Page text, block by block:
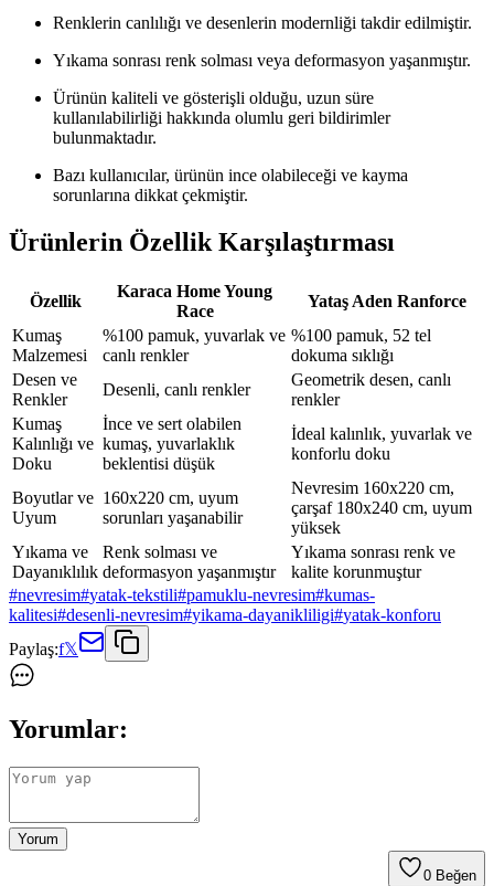
Renklerin canlılığı ve desenlerin modernliği takdir edilmiştir.
Yıkama sonrası renk solması veya deformasyon yaşanmıştır.
Ürünün kaliteli ve gösterişli olduğu, uzun süre
kullanılabilirliği hakkında olumlu geri bildirimler
bulunmaktadır.
Bazı kullanıcılar, ürünün ince olabileceği ve kayma
sorunlarına dikkat çekmiştir.
Ürünlerin Özellik Karşılaştırması
Özellik
Karaca Home Young
Race
Yataş Aden Ranforce
Kumaş
Malzemesi
%100 pamuk, yuvarlak ve
canlı renkler
%100 pamuk, 52 tel
dokuma sıklığı
Desen ve
Renkler
Desenli, canlı renkler
Geometrik desen, canlı
renkler
Kumaş
Kalınlığı ve
Doku
İnce ve sert olabilen
kumaş, yuvarlaklık
beklentisi düşük
İdeal kalınlık, yuvarlak ve
konforlu doku
Boyutlar ve
Uyum
160x220 cm, uyum
sorunları yaşanabilir
Nevresim 160x220 cm,
çarşaf 180x240 cm, uyum
yüksek
Yıkama ve
Dayanıklılık
Renk solması ve
deformasyon yaşanmıştır
Yıkama sonrası renk ve
kalite korunmuştur
#nevresim#yatak-tekstili#pamuklu-nevresim#kumas-
kalitesi#desenli-nevresim#yikama-dayanikliligi#yatak-konforu
Paylaş:f𝕏
Yorumlar:
Yorum
0 Beğen